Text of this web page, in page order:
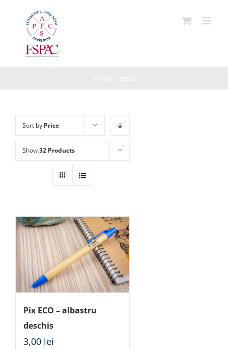
Sort by Price
Show32 Products
Pix ECO – albastru
deschis
3,00 lei